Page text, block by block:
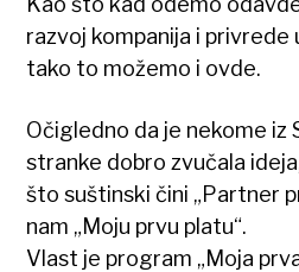
razvoj kompanija i
tako to možemo i ovde.
Očigledno da je nekome iz
stranke dobro zvučala
što suštinski čini „Partner
nam „Moju prvu platu“.
Vlast je program „Moja